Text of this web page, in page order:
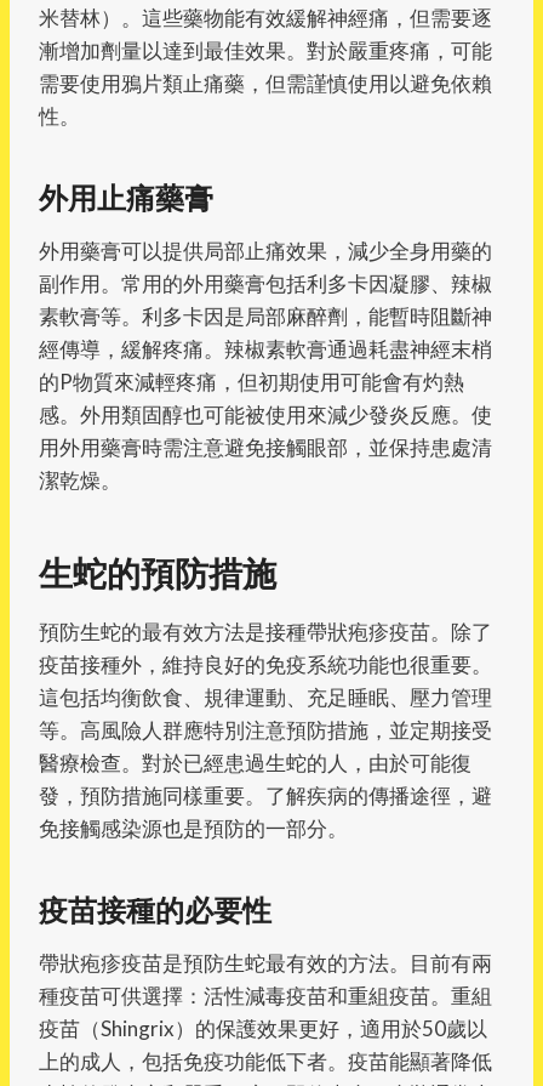
米替林）。這些藥物能有效緩解神經痛，但需要逐
漸增加劑量以達到最佳效果。對於嚴重疼痛，可能
需要使用鴉片類止痛藥，但需謹慎使用以避免依賴
性。
外用止痛藥膏
外用藥膏可以提供局部止痛效果，減少全身用藥的
副作用。常用的外用藥膏包括利多卡因凝膠、辣椒
素軟膏等。利多卡因是局部麻醉劑，能暫時阻斷神
經傳導，緩解疼痛。辣椒素軟膏通過耗盡神經末梢
的P物質來減輕疼痛，但初期使用可能會有灼熱
感。外用類固醇也可能被使用來減少發炎反應。使
用外用藥膏時需注意避免接觸眼部，並保持患處清
潔乾燥。
生蛇的預防措施
預防生蛇的最有效方法是接種帶狀疱疹疫苗。除了
疫苗接種外，維持良好的免疫系統功能也很重要。
這包括均衡飲食、規律運動、充足睡眠、壓力管理
等。高風險人群應特別注意預防措施，並定期接受
醫療檢查。對於已經患過生蛇的人，由於可能復
發，預防措施同樣重要。了解疾病的傳播途徑，避
免接觸感染源也是預防的一部分。
疫苗接種的必要性
帶狀疱疹疫苗是預防生蛇最有效的方法。目前有兩
種疫苗可供選擇：活性減毒疫苗和重組疫苗。重組
疫苗（Shingrix）的保護效果更好，適用於50歲以
上的成人，包括免疫功能低下者。疫苗能顯著降低